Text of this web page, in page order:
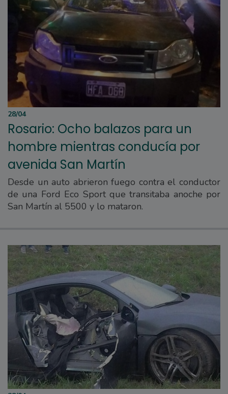
28/04
Rosario: Ocho balazos para un
hombre mientras conducía por
avenida San Martín
Desde un auto abrieron fuego contra el conductor
de una Ford Eco Sport que transitaba anoche por
San Martín al 5500 y lo mataron.